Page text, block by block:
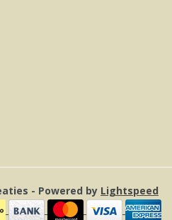
- Powered by Lightspeed